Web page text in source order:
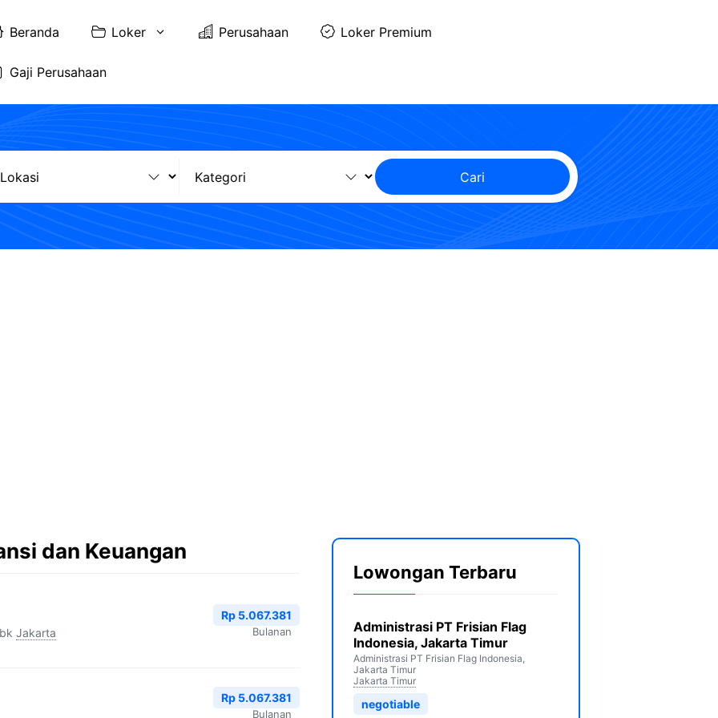
Beranda Loker Perusahaan Loker Premium
Gaji Perusahaan
Cari
dan Keuangan
Jakarta
Rp 5.067.381
Bulanan
Rp 5.067.381
Bulanan
Lowongan Terbaru
Administrasi PT Frisian Flag
Indonesia, Jakarta Timur
Administrasi PT Frisian Flag Indonesia,
Jakarta Timur
Jakarta Timur
negotiable